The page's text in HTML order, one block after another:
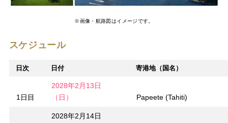
※画像・航路図はイメージです。
スケジュール
日次 日付 寄港地（国名）
1日目
2028年2月13日
（日）
Papeete (Tahiti)
2028年2月14日